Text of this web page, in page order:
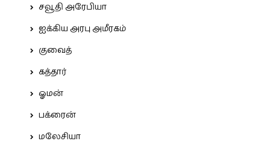
சவூதி அரேபியா
ஐக்கிய அரபு அமீரகம்
குவைத்
கத்தார்
ஓமன்
பக்ரைன்
மலேசியா